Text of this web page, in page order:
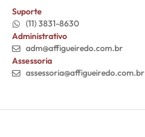
Suporte
(11) 3831-8630
Administrativo
adm@affigueiredo.com.br
Assessoria
assessoria@affigueiredo.com.br